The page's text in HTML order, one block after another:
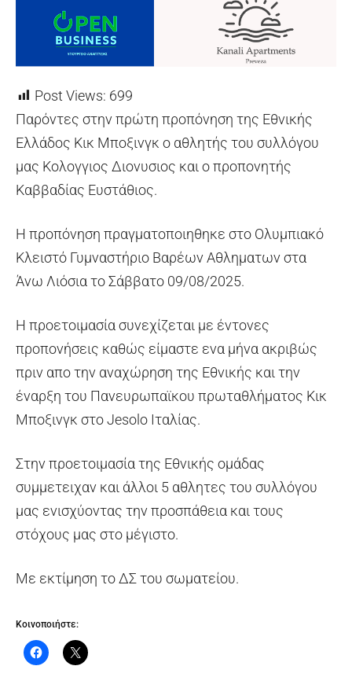
Post Views: 699
Παρόντες στην πρώτη προπόνηση της Εθνικής
Ελλάδος Κικ Μποξινγκ ο αθλητής του συλλόγου
μας Κολογγιος Διονυσιος και ο προπονητής
Καββαδίας Ευστάθιος.
Η προπόνηση πραγματοποιηθηκε στο Ολυμπιακό
Κλειστό Γυμναστήριο Βαρέων Αθληματων στα
Άνω Λιόσια το Σάββατο 09/08/2025.
Η προετοιμασία συνεχίζεται με έντονες
προπονήσεις καθώς είμαστε ενα μήνα ακριβώς
πριν απο την αναχώρηση της Εθνικής και την
έναρξη του Πανευρωπαϊκου πρωταθλήματος Κικ
Μποξινγκ στο Jesolo Ιταλίας.
Στην προετοιμασία της Εθνικής ομάδας
συμμετειχαν και άλλοι 5 αθλητες του συλλόγου
μας ενισχύοντας την προσπάθεια και τους
στόχους μας στο μέγιστο.
Με εκτίμηση το ΔΣ του σωματείου.
Κοινοποιήστε: